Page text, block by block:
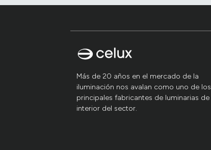
Más de 20 años en el mercado de la
iluminación nos avalan como uno de los
principales fabricantes de luminarias de
interior del sector.